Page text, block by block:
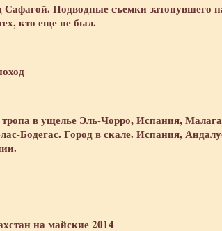
Сафагой. Подводные съемки затонувшего
кто еще не был.
тропа в ущелье Эль-Чорро, Испания,
Бодегас. Город в скале. Испания,
на майские 2014